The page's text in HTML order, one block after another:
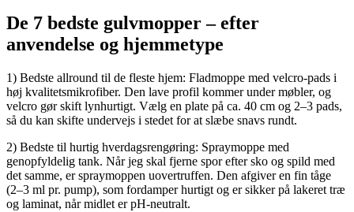
De 7 bedste gulvmopper – efter
anvendelse og hjemmetype
1) Bedste allround til de fleste hjem: Fladmoppe med velcro-pads i
høj kvalitetsmikrofiber. Den lave profil kommer under møbler, og
velcro gør skift lynhurtigt. Vælg en plate på ca. 40 cm og 2–3 pads,
så du kan skifte undervejs i stedet for at slæbe snavs rundt.
2) Bedste til hurtig hverdagsrengøring: Spraymoppe med
genopfyldelig tank. Når jeg skal fjerne spor efter sko og spild med
det samme, er spraymoppen uovertruffen. Den afgiver en fin tåge
(2–3 ml pr. pump), som fordamper hurtigt og er sikker på lakeret træ
og laminat, når midlet er pH-neutralt.